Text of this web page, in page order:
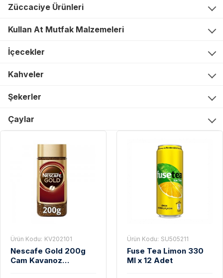
Züccaciye Ürünleri
Kullan At Mutfak Malzemeleri
İçecekler
Kahveler
Şekerler
Çaylar
Ürün Kodu: KV202101
Nescafe Gold 200g
Cam Kavanoz
Ürün Kodu: SU505211
Fuse Tea Limon 330
Ml x 12 Adet